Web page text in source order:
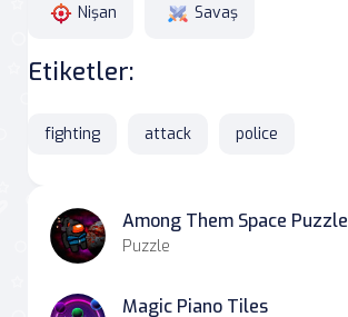
Nişan Savaş
Etiketler:
fighting attack police
Among Them Space Puzzle
Puzzle
Magic Piano Tiles